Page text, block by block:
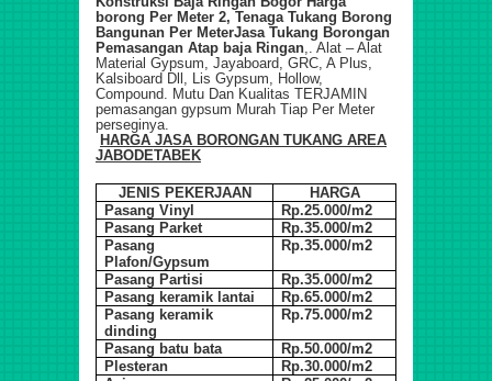
borong Per Meter 2, Tenaga Tukang Borong
Bangunan Per MeterJasa Tukang Borongan
Pemasangan Atap baja Ringan,. Alat – Alat
Material Gypsum, Jayaboard, GRC, A Plus,
Kalsiboard Dll, Lis Gypsum, Hollow,
Compound. Mutu Dan Kualitas TERJAMIN
pemasangan gypsum Murah Tiap Per Meter
perseginya.
HARGA JASA BORONGAN TUKANG AREA
JABODETABEK
JENIS PEKERJAAN
HARGA
Pasang Vinyl
Rp.25.000/m2
Pasang Parket
Rp.35.000/m2
Pasang
Plafon/Gypsum
Rp.35.000/m2
Pasang Partisi
Rp.35.000/m2
Pasang keramik lantai
Rp.65.000/m2
Pasang keramik
dinding
Rp.75.000/m2
Pasang batu bata
Rp.50.000/m2
Plesteran
Rp.30.000/m2